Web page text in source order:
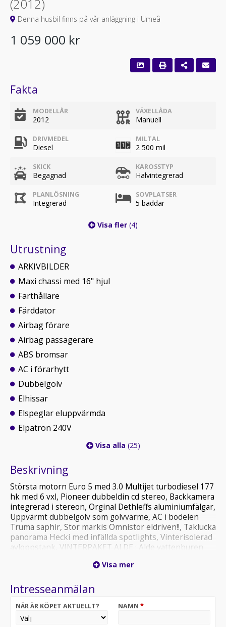
(2012)
Denna husbil finns på vår anläggning i Umeå
1 059 000 kr
Fakta
MODELLÅR
2012
VÄXELLÅDA
Manuell
DRIVMEDEL
Diesel
MILTAL
2 500 mil
SKICK
Begagnad
KAROSSTYP
Halvintegrerad
PLANLÖSNING
Integrerad
SOVPLATSER
5 bäddar
Visa fler (4)
Utrustning
ARKIVBILDER
Maxi chassi med 16" hjul
Farthållare
Färddator
Airbag förare
Airbag passagerare
ABS bromsar
AC i förarhytt
Dubbelgolv
Elhissar
Elspeglar eluppvärmda
Elpatron 240V
Visa alla (25)
Beskrivning
Största motorn Euro 5 med 3.0 Multijet turbodiesel 177
hk med 6 vxl, Pioneer dubbeldin cd stereo, Backkamera
integrerad i stereon, Orginal Dethleffs aluminiumfälgar,
Uppvärmt dubbelgolv som golvvärme, AC i bodelen
Truma saphir, Stor markis Omnistor eldriven!!, Taklucka
panorama Hecki med infällda spotlights, Vinterisolerad
avloppstank, VINTERPAKET ALDE : Alde vattenburen
motorn under färd. ALDE värmer upp motorn före
fönster, Extra garagedörr vänster sida, Myggnätsdörr
spis med automattändning, Största kylen med separat
frys och AES funktion, Stor garderob samt linneskåp,
Visa mer
Intresseanmälan
NÄR ÄR KÖPET AKTUELLT? NAMN *